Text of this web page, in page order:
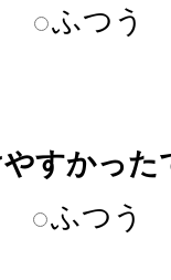
ふつう
すかった
ふつう